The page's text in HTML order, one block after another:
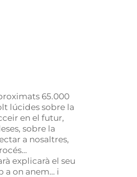
65.000
lúcides sobre la
en el futur,
sobre la
a nosaltres,
explicarà el seu
a on anem… i